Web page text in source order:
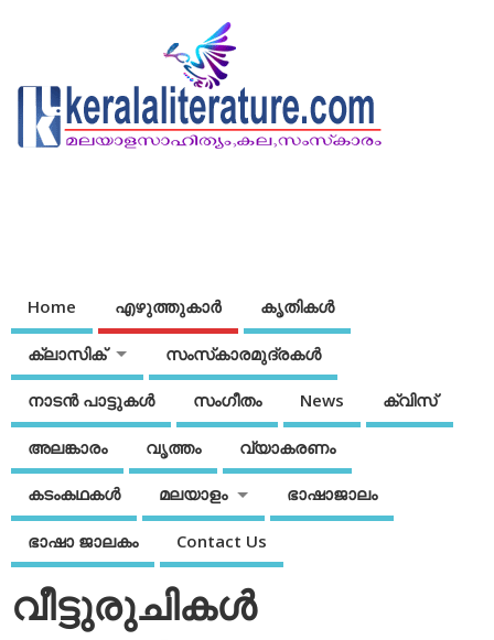
Home എഴുത്തുകാര്‍ കൃതികൾ
ക്ലാസിക് സംസ്‌കാരമുദ്രകള്‍
നാടന്‍ പാട്ടുകള്‍ സംഗീതം News ക്വിസ്
അലങ്കാരം വൃത്തം വ്യാകരണം
കടംകഥകള്‍ മലയാളം ഭാഷാജാലം
ഭാഷാ ജാലകം Contact Us
വീട്ടുരുചികള്‍